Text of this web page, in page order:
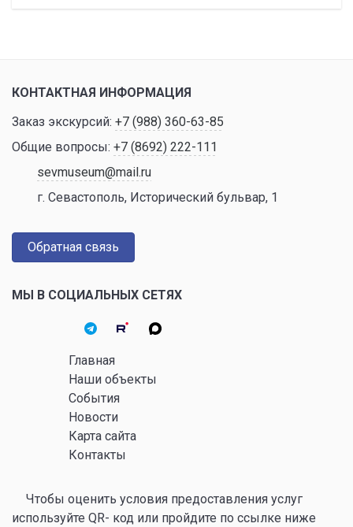
КОНТАКТНАЯ ИНФОРМАЦИЯ
Заказ экскурсий: +7 (988) 360-63-85
Общие вопросы: +7 (8692) 222-111
sevmuseum@mail.ru
г. Севастополь, Исторический бульвар, 1
Обратная связь
МЫ В СОЦИАЛЬНЫХ СЕТЯХ
Главная
Наши объекты
События
Новости
Карта сайта
Контакты
Чтобы оценить условия предоставления услуг
используйте QR- код или пройдите по ссылке ниже